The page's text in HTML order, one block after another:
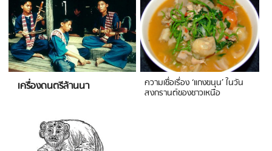
เครื่องดนตรีล้านนา ความเชื่อเรื่อง ‘แกงขนุน’ ในวัน
สงกรานต์ของชาวเหนือ